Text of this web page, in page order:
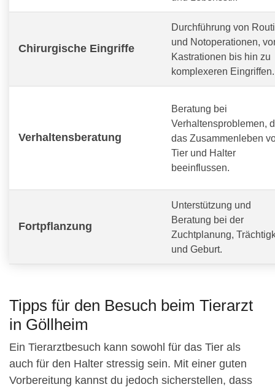
Chirurgische Eingriffe
Durchführung von
und Notoperationen,
Kastrationen bis hin zu
komplexeren Eingriffen.
Verhaltensberatung
Beratung bei
Verhaltensproblemen,
das Zusammenleben
Tier und Halter
beeinflussen.
Fortpflanzung
Unterstützung und
Beratung bei der
Zuchtplanung,
und Geburt.
Tipps für den Besuch beim Tierarzt
in Göllheim
Ein Tierarztbesuch kann sowohl für das Tier als
auch für den Halter stressig sein. Mit einer guten
Vorbereitung kannst du jedoch sicherstellen, dass